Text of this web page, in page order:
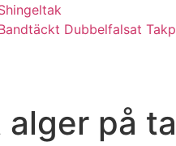
Dubbelfalsat
alger på